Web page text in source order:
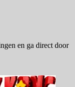
en ga direct door